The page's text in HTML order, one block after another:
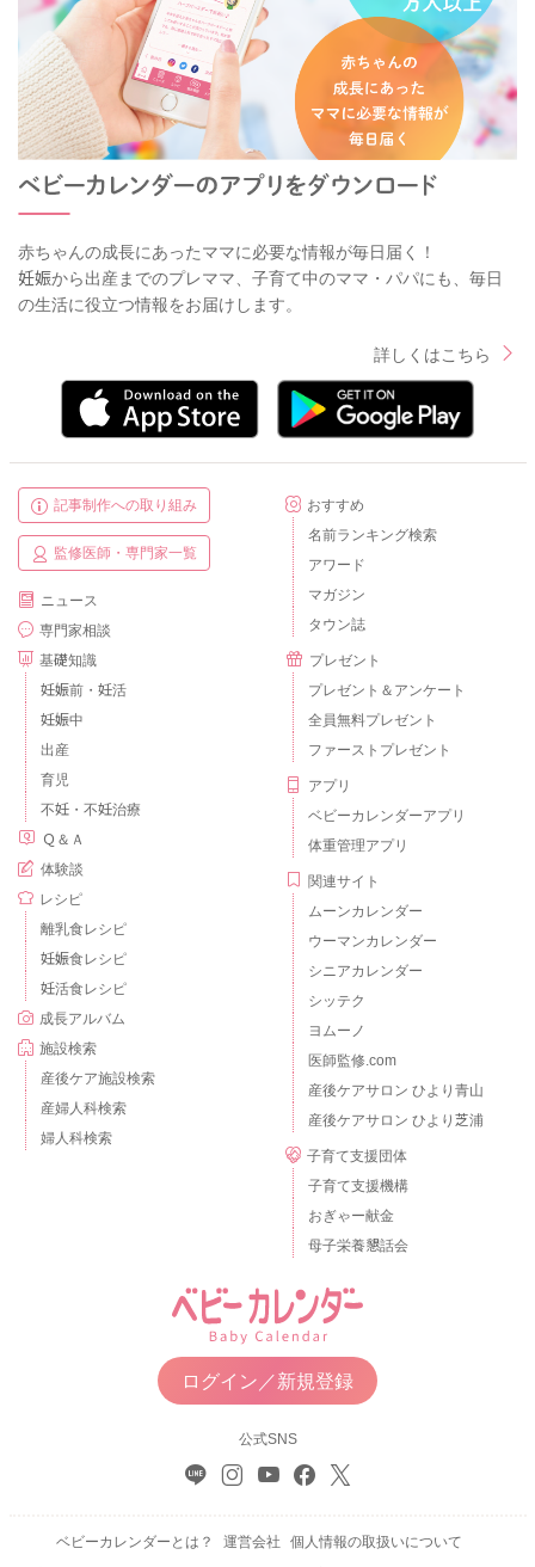
赤ちゃんの成長にあったママに必要な情報が毎日届く！
妊娠から出産までのプレママ、子育て中のママ・パパにも、毎日
の生活に役立つ情報をお届けします。
詳しくはこちら
記事制作への取り組み
監修医師・専門家一覧
ニュース
専門家相談
基礎知識
妊娠前・妊活
妊娠中
出産
育児
不妊・不妊治療
Ｑ＆Ａ
体験談
レシピ
離乳食レシピ
妊娠食レシピ
妊活食レシピ
成長アルバム
施設検索
産後ケア施設検索
産婦人科検索
婦人科検索
おすすめ
名前ランキング検索
アワード
マガジン
タウン誌
プレゼント
プレゼント＆アンケート
全員無料プレゼント
ファーストプレゼント
アプリ
ベビーカレンダーアプリ
体重管理アプリ
関連サイト
ムーンカレンダー
ウーマンカレンダー
シニアカレンダー
シッテク
ヨムーノ
医師監修.com
産後ケアサロン ひより青山
産後ケアサロン ひより芝浦
子育て支援団体
子育て支援機構
おぎゃー献金
母子栄養懇話会
ログイン／新規登録
公式SNS
ベビーカレンダーとは？ 運営会社
個人情報の取扱いについて